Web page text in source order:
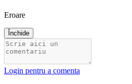
Eroare
Închide
Login pentru a comenta